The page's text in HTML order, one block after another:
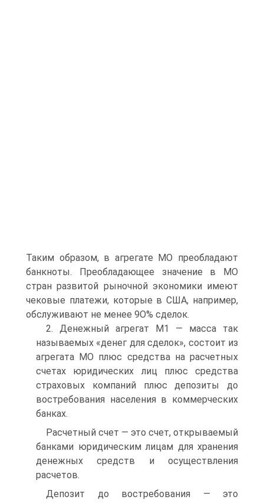
Таким образом, в агрегате МО преобладают
банкноты. Преобладающее значение в МО
стран развитой рыночной экономики имеют
чековые платежи, которые в США, например,
обслуживают не менее 9О% сделок.
2. Денежный агрегат М1 — масса так
называемых «денег для сделок», состоит из
агрегата МО плюс средства на расчетных
счетах юридических лиц плюс средства
страховых компаний плюс депозиты до
востребования населения в коммерческих
банках.
Расчетный счет — это счет, открываемый
банками юридическим лицам для хранения
денежных средств и осуществления
расчетов.
Депозит до востребования — это